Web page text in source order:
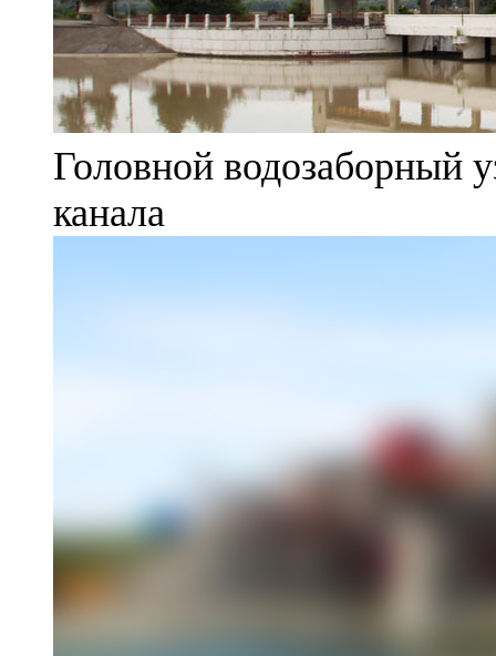
Головной водозаборный
канала